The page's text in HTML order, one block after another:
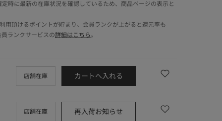
時に最新の在庫状況を確認しているため、商品ページの表示と
用頂けるポイントが貯まり、会員ランクが上がると還元率も
ランクサービスの詳細はこちら。
店舗在庫 カートへ入れる
店舗在庫 再入荷お知らせ